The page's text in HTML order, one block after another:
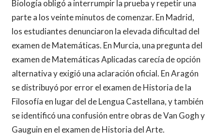
Biología obligó a interrumpir la prueba y repetir una
parte a los veinte minutos de comenzar. En Madrid,
los estudiantes denunciaron la elevada dificultad del
examen de Matemáticas. En Murcia, una pregunta del
examen de Matemáticas Aplicadas carecía de opción
alternativa y exigió una aclaración oficial. En Aragón
se distribuyó por error el examen de Historia de la
Filosofía en lugar del de Lengua Castellana, y también
se identificó una confusión entre obras de Van Gogh y
Gauguin en el examen de Historia del Arte.